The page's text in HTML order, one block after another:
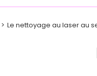
Le nettoyage au laser au